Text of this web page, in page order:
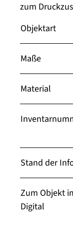
zum
Objektart
Maße
Material
Stand der
Zum Objekt
Digital